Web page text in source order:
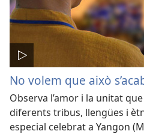
No volem que això
Observa l’amor i la unitat
diferents tribus, llengües i
especial celebrat a Yangon